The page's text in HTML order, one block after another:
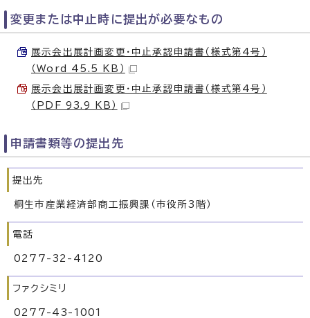
変更または中止時に提出が必要なもの
展示会出展計画変更・中止承認申請書（様式第4号）
（Word 45.5 KB）
展示会出展計画変更・中止承認申請書（様式第4号）
（PDF 93.9 KB）
申請書類等の提出先
提出先
桐生市産業経済部商工振興課（市役所3階）
電話
0277-32-4120
ファクシミリ
0277-43-1001